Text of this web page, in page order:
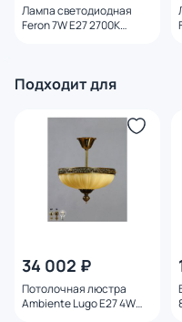
Лампа светодиодная
Feron 7W E27 2700K
Подходит для
34 002 ₽
Потолочная люстра
Ambiente Lugo E27 4W